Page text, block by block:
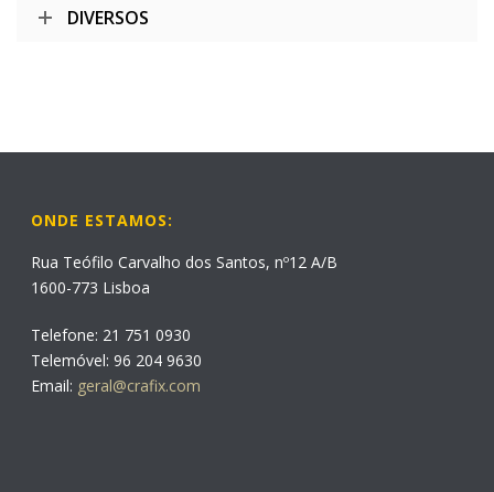
DIVERSOS
ONDE ESTAMOS:
Rua Teófilo Carvalho dos Santos, nº12 A/B
1600-773 Lisboa
Telefone: 21 751 0930
Telemóvel: 96 204 9630
Email: geral@crafix.com